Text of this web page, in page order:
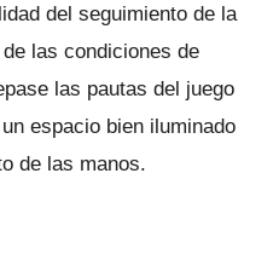
del seguimiento de la
las condiciones de
las pautas del juego
espacio bien iluminado
de las manos.